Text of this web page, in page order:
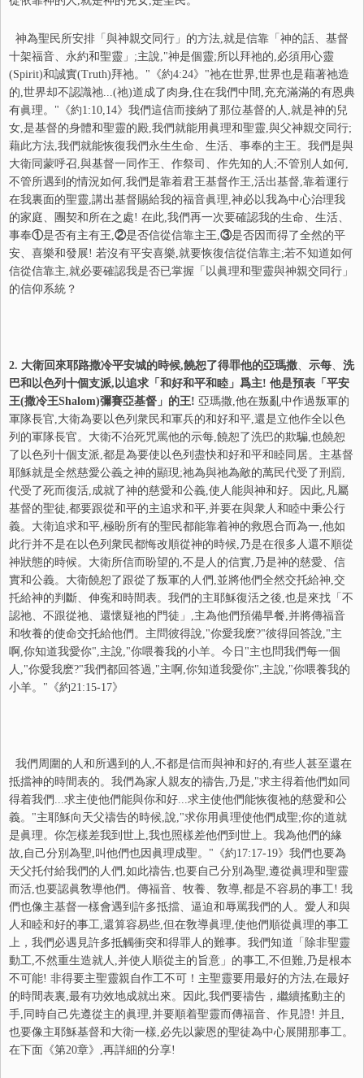
神為聖民所安排「與神親交同行」的方法,就是信靠「神的話、基督
十架福音、永約和聖靈」;主說,"神是個靈;所以拜祂的,必須用心靈
(Spirit)和誠實(Truth)拜祂。"《約4:24》"祂在世界,世界也是藉著祂造
的,世界却不認識祂...(祂)道成了肉身,住在我們中間,充充滿滿的有恩典
有眞理。"《約1:10,14》我們這信而接納了那位基督的人,就是神的兒
女,是基督的身體和聖靈的殿,我們就能用眞理和聖靈,與父神親交同行;
藉此方法,我們就能恢復我們永生生命、生活、事奉的主王。我們是與
大衛同蒙呼召,與基督一同作王、作祭司、作先知的人;不管別人如何,
不管所遇到的情況如何,我們是靠着君王基督作王,活出基督,靠着運行
在我裏面的聖靈,講出基督賜給我的福音眞理,神必以我為中心治理我
的家庭、團契和所在之處! 在此,我們再一次要確認我的生命、生活、
事奉①是否有主有王,②是否信從信靠主王,③是否因而得了全然的平
安、喜樂和發展! 若沒有平安喜樂,就要恢復信從信靠主;若不知道如何
信從信靠主,就必要確認我是否已掌握「以眞理和聖靈與神親交同行」
的信仰系統？
2. 大衛回來耶路撒冷平安城的時候,饒恕了得罪他的亞瑪撒、 示每、 洗
巴和以色列十個支派,以追求「和好和平和睦」爲主! 他是預表「平安
王(撒冷王Shalom)彌賽亞基督」的王! 亞瑪撒,他在叛亂中作過叛軍的
軍隊長官,大衛為要以色列衆民和軍兵的和好和平,還是立他作全以色
列的軍隊長官。大衛不治死咒罵他的示每,饒恕了洗巴的欺騙,也饒恕
了以色列十個支派,都是為要使以色列盡快和好和平和睦同居。主基督
耶穌就是全然慈愛公義之神的顯現;祂為與祂為敵的萬民代受了刑罰,
代受了死而復活,成就了神的慈愛和公義,使人能與神和好。因此,凡屬
基督的聖徒,都要跟從和平的主追求和平,并要在與衆人和睦中秉公行
義。大衛追求和平,極盼所有的聖民都能靠着神的救恩合而為一,他如
此行并不是在以色列衆民都悔改順從神的時候,乃是在很多人還不順從
神狀態的時候。大衛所信而盼望的,不是人的信實,乃是神的慈愛、信
實和公義。大衛饒恕了跟從了叛軍的人們,並將他們全然交托給神,交
托給神的判斷、伸寃和時間表。我們的主耶穌復活之後,也是來找「不
認祂、不跟從祂、還懷疑祂的門徒」,主為他們預備早餐,并將傳福音
和牧養的使命交托給他們。主問彼得說,"你愛我麽?"彼得回答說,"主
啊,你知道我愛你",主說,"你喂養我的小羊。今日"主也問我們每一個
人,"你愛我麽?"我們都回答過,"主啊,你知道我愛你",主說,"你喂養我的
小羊。"《約21:15-17》
我們周圍的人和所遇到的人,不都是信而與神和好的,有些人甚至還在
抵擋神的時間表的。我們為家人親友的禱告,乃是,"求主得着他們如同
得着我們...求主使他們能與你和好...求主使他們能恢復祂的慈愛和公
義。"主耶穌向天父禱告的時候,說,"求你用眞理使他們成聖;你的道就
是眞理。你怎樣差我到世上,我也照樣差他們到世上。我為他們的緣
故,自己分別為聖,叫他們也因眞理成聖。"《約17:17-19》我們也要為
天父托付給我們的人們,如此禱告,也要自己分別為聖,遵從眞理和聖靈
而活,也要認眞敎導他們。傳福音、牧養、敎導,都是不容易的事工! 我
們也像主基督一樣會遇到許多抵擋、逼迫和辱罵我們的人。愛人和與
人和睦和好的事工,還算容易些,但在敎導眞理,使他們順從眞理的事工
上，我們必遇見許多抵觸衝突和得罪人的難事。我們知道「除非聖靈
動工,不然重生造就人,并使人順從主的旨意」的事工,不但難,乃是根本
不可能! 非得要主聖靈親自作工不可！主聖靈要用最好的方法,在最好
的時間表裏,最有功效地成就出來。因此,我們要禱告，繼續搖動主的
手,同時自己先遵從主的眞理,并要順着聖靈而傳福音、作見證! 并且,
也要像主耶穌基督和大衛一樣,必先以蒙恩的聖徒為中心展開那事工。
在下面《第20章》,再詳細的分享!